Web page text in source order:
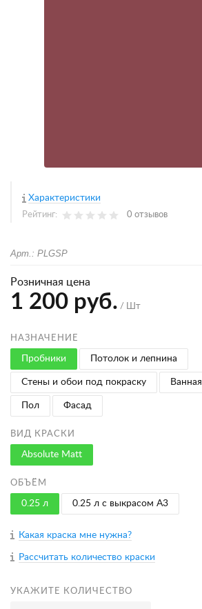
Характеристики
Рейтинг: 0 отзывов
Арт.: PLGSP
Розничная цена
1 200 руб. / Шт
НАЗНАЧЕНИЕ
Пробники Потолок и лепнина
Стены и обои под покраску Ванная
Пол Фасад
ВИД КРАСКИ
Absolute Matt
ОБЪЁМ
0.25 л 0.25 л с выкрасом A3
Какая краска мне нужна?
Рассчитать количество краски
УКАЖИТЕ КОЛИЧЕСТВО